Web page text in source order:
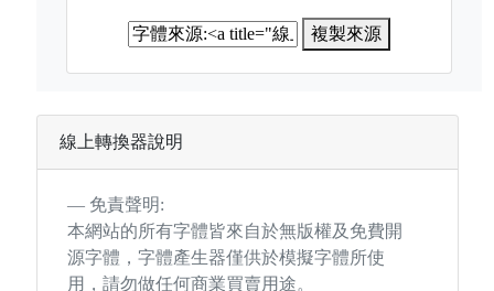
複製來源
線上轉換器說明
免責聲明:
本網站的所有字體皆來自於無版權及免費開
源字體，字體產生器僅供於模擬字體所使
用，請勿做任何商業買賣用途。